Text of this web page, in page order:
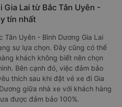
Gia Lai từ Bắc Tân Uyên -
tín nhất
Tân Uyên - Bình Dương Gia Lai
sự lựa chọn. Đây cũng có thể
khách không biết nên chọn
Bên cạnh đó, việc đảm bảo
thích sau khi đặt vé xe đi Gia
giữa nhà xe với khách hàng
được đảm bảo 100%.